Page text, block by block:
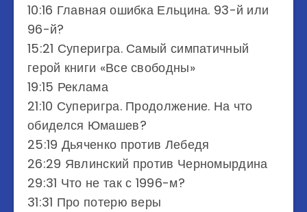
10:16 Главная ошибка Ельцина. 93-й или
96-й?
15:21 Суперигра. Самый симпатичный
герой книги «Все свободны»
19:15 Реклама
21:10 Суперигра. Продолжение. На что
обиделся Юмашев?
25:19 Дьяченко против Лебедя
26:29 Явлинский против Черномырдина
29:31 Что не так с 1996-м?
31:31 Про потерю веры